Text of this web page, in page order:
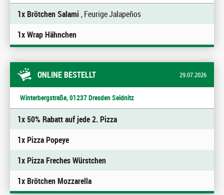
1x Brötchen Salami , Feurige Jalapeños
1x Wrap Hähnchen
ONLINE BESTELLT 29.07.2026
Winterbergstraße, 01237 Dresden Seidnitz
1x 50% Rabatt auf jede 2. Pizza
1x Pizza Popeye
1x Pizza Freches Würstchen
1x Brötchen Mozzarella